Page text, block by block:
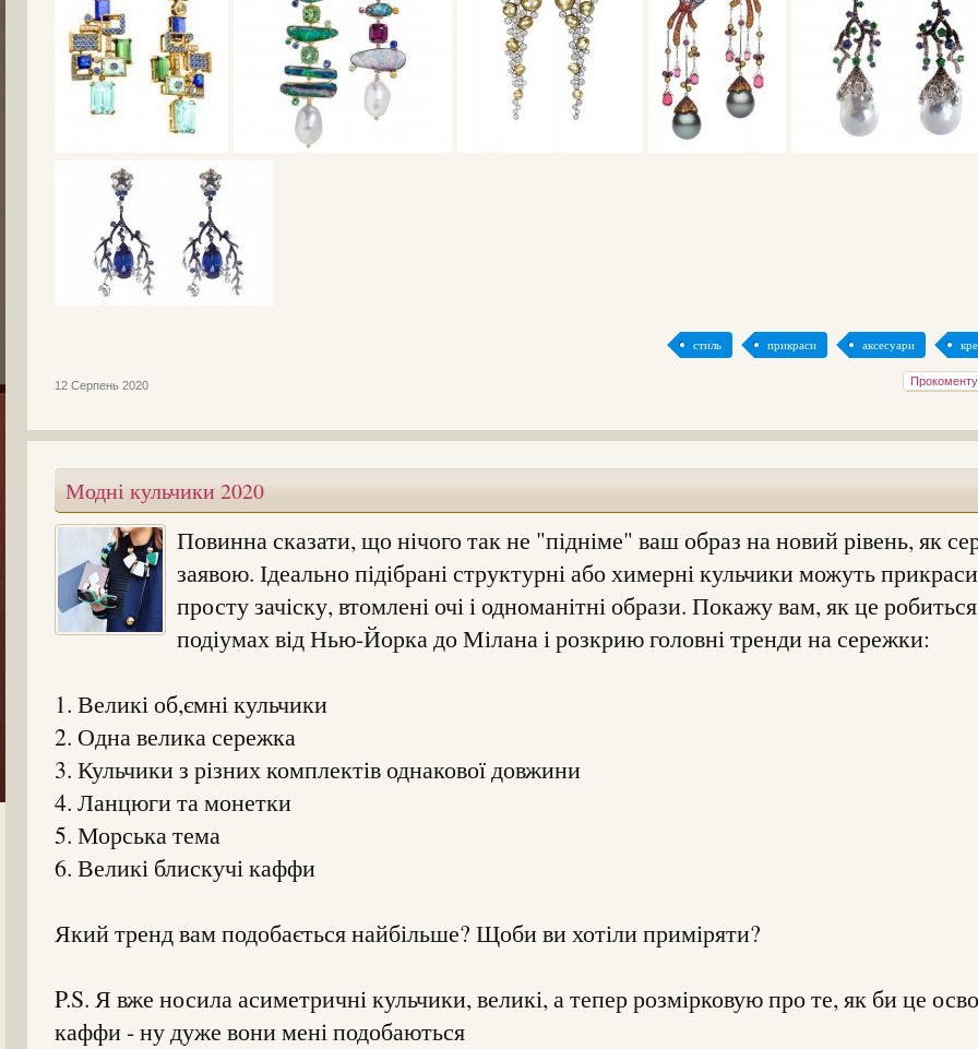
стиль прикраси аксесуари
12 Серпень 2020
Модні кульчики 2020
Повинна сказати, що нічого так не "підніме" ваш образ на новий рівень, як
заявою. Ідеально підібрані структурні або химерні кульчики можуть
просту зачіску, втомлені очі і одноманітні образи. Покажу вам, як це
подіумах від Нью-Йорка до Мілана і розкрию головні тренди на сережки:
1. Великі об,ємні кульчики
2. Одна велика сережка
3. Кульчики з різних комплектів однакової довжини
4. Ланцюги та монетки
5. Морська тема
6. Великі блискучі каффи
Який тренд вам подобається найбільше? Щоби ви хотіли приміряти?
P.S. Я вже носила асиметричні кульчики, великі, а тепер розмірковую про те, як би це
каффи - ну дуже вони мені подобаються